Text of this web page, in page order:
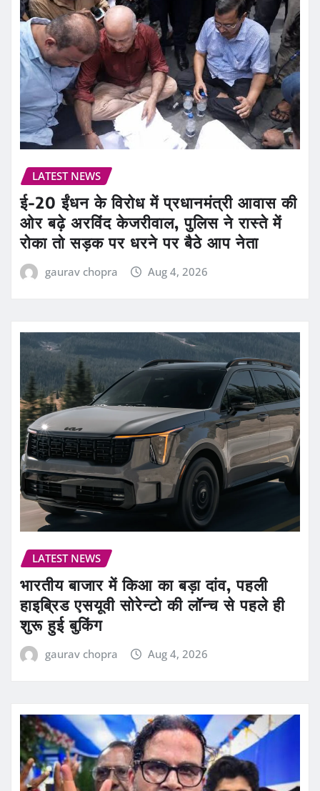
LATEST NEWS
ई-20 ईंधन के विरोध में प्रधानमंत्री आवास की
ओर बढ़े अरविंद केजरीवाल, पुलिस ने रास्ते में
रोका तो सड़क पर धरने पर बैठे आप नेता
gaurav chopra Aug 4, 2026
LATEST NEWS
भारतीय बाजार में किआ का बड़ा दांव, पहली
हाइब्रिड एसयूवी सोरेन्टो की लॉन्च से पहले ही
शुरू हुई बुकिंग
gaurav chopra Aug 4, 2026